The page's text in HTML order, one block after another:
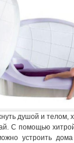
душой и телом,
С помощью
устроить